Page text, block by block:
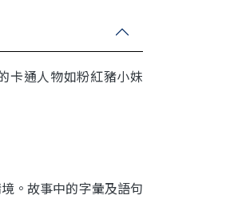
卡通人物如粉紅豬小妹
。故事中的字彙及語句